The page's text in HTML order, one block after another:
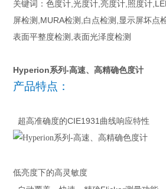
关键词：色度计,光度计,亮度计,照度计
屏检测,MURA检测,白点检测,显示屏坏点
表面平整度检测,表面光泽度检测
Hyperion系列-高速、高精确色度计
产品特点：
超高准确度的CIE1931曲线响应特
低亮度下的高灵敏度